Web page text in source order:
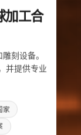
加工合
刻设备。
并提供专业
家